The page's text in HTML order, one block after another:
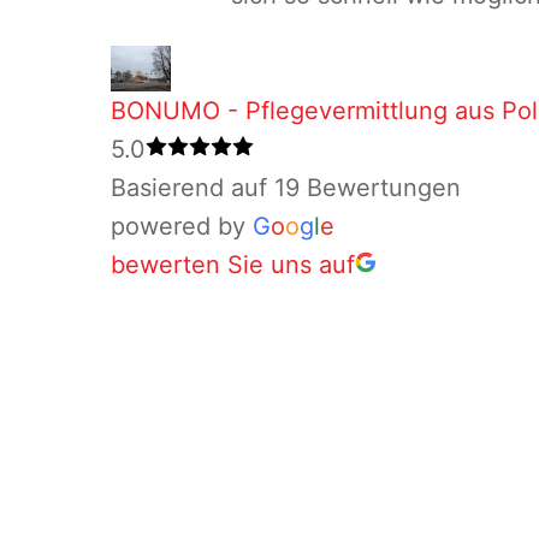
BONUMO - Pflegevermittlung aus
5.0
Basierend auf 19 Bewertungen
powered by Google
bewerten Sie uns auf